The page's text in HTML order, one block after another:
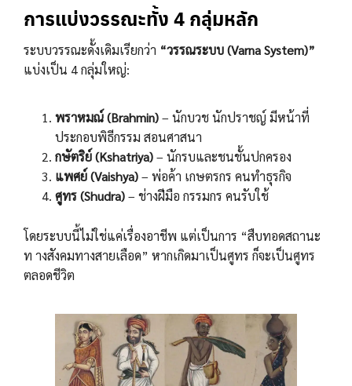
การแบ่งวรรณะทั้ง 4 กลุ่มหลัก
ระบบวรรณะดั้งเดิมเรียกว่า “วรรณระบบ (Varna System)”
แบ่งเป็น 4 กลุ่มใหญ่:
พราหมณ์ (Brahmin)– นักบวช นักปราชญ์ มีหน้าที่
ประกอบพิธีกรรม สอนศาสนา
กษัตริย์ (Kshatriya)– นักรบและชนชั้นปกครอง
แพศย์ (Vaishya)– พ่อค้า เกษตรกร คนทำธุรกิจ
ศูทร (Shudra)– ช่างฝีมือ กรรมกร คนรับใช้
โดยระบบนี้ไม่ใช่แค่เรื่องอาชีพ แต่เป็นการ “สืบทอดสถานะ
ท างสังคมทางสายเลือด” หากเกิดมาเป็นศูทร ก็จะเป็นศูทร
ตลอดชีวิต